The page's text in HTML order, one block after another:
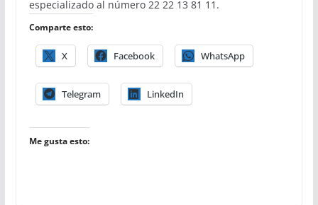
especializado al número 22 22 13 81 11.
Comparte esto:
X Facebook WhatsApp
Telegram LinkedIn
Me gusta esto: